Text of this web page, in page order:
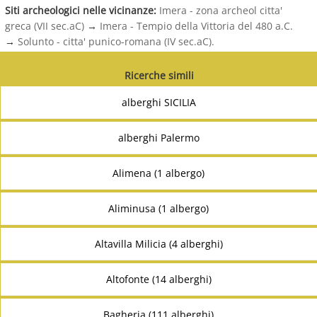
Siti archeologici nelle vicinanze: Imera - zona archeol citta'
greca (VII sec.aC) → Imera - Tempio della Vittoria del 480 a.C.
→ Solunto - citta' punico-romana (IV sec.aC).
Ricerche simili
alberghi SICILIA
alberghi Palermo
Alimena (1 albergo)
Aliminusa (1 albergo)
Altavilla Milicia (4 alberghi)
Altofonte (14 alberghi)